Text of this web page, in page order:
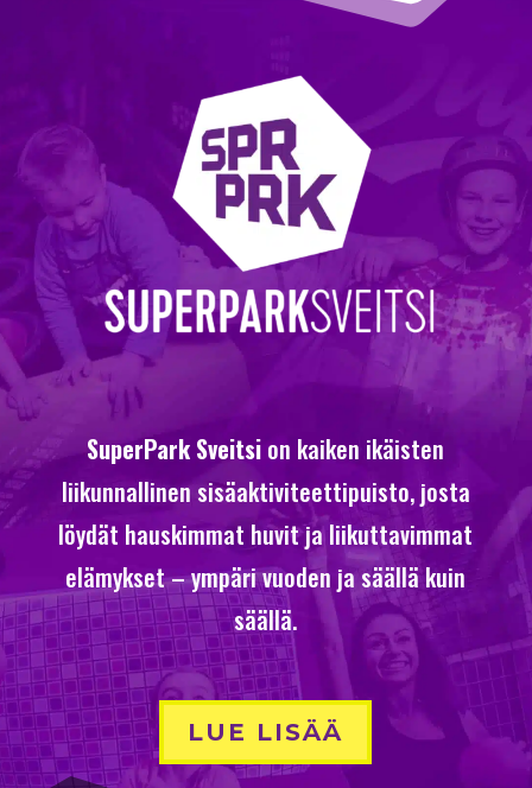
SuperPark Sveitsi on kaiken ikäisten
liikunnallinen sisäaktiviteettipuisto, josta
löydät hauskimmat huvit ja liikuttavimmat
elämykset – ympäri vuoden ja säällä kuin
säällä.
LUE LISÄÄ